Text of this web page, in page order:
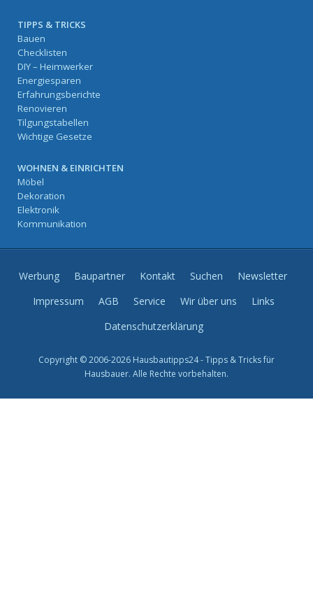
TIPPS & TRICKS
Bauen
Checklisten
DIY – Heimwerker
Energiesparen
Erfahrungsberichte
Renovieren
Tilgungstabellen
Wichtige Gesetze
WOHNEN & EINRICHTEN
Möbel
Dekoration
Elektronik
Kommunikation
Werbung Baupartner Kontakt Suchen
Newsletter
Impressum
AGB Service Wir über uns
Links
Datenschutzerklärung
Copyright © 2006-2026 Hausbautipps24 - Tipps & Tricks für
Hausbauer. Alle Rechte vorbehalten.